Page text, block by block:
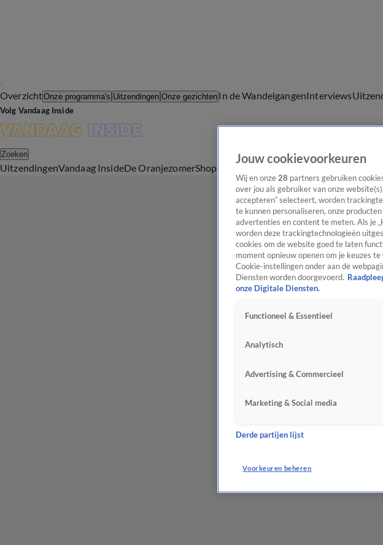
OverzichtOnze programma's Uitzendingen Onze gezichten In de WandelgangenInterviews
Volg Vandaag Inside
Zoeken
UitzendingenVandaag InsideDe OranjezomerShop
Jouw cookievoorkeuren
Wij en onze 28 partners gebruiken
over jou als gebruiker van onze
accepteren” selecteert, worden
te kunnen personaliseren, onze
advertenties en content te meten. Als je
worden deze trackingtechnologieën
cookies om de website goed te laten
moment opnieuw openen om je keuzes
Cookie-instellingen onder aan de
Diensten worden doorgevoerd.
onze Digitale Diensten.
Functioneel & Essentieel
Analytisch
Advertising & Commercieel
Marketing & Social media
Derde partijen lijst
Voorkeuren beheren